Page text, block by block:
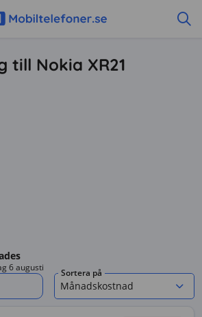
till Nokia XR21
6 augusti Sortera på
Månadskostnad